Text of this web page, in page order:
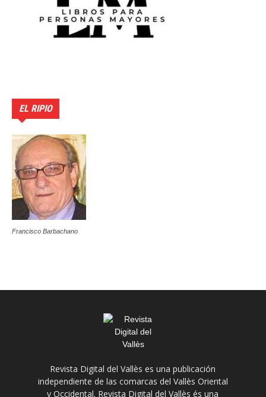
EL RIPIO
Francisco Barbachano
Revista Digital del Vallès es una publicación
independiente de las comarcas del Vallès Oriental
y Occidental. Revista Digital del Vallès és una